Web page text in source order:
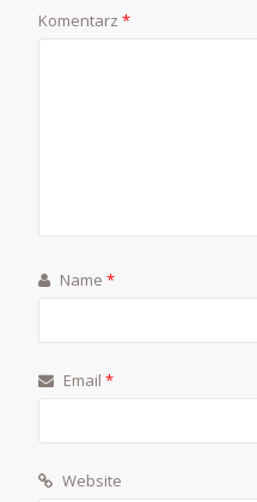
Komentarz*
Name*
Email*
Website